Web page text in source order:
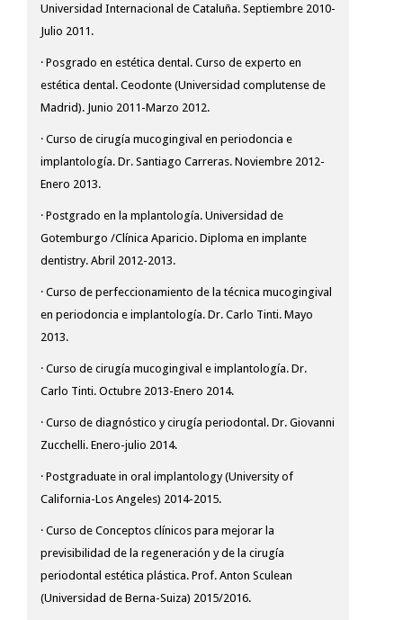
Universidad Internacional de Cataluña. Septiembre 2010-
Julio 2011.
· Posgrado en estética dental. Curso de experto en
estética dental. Ceodonte (Universidad complutense de
Madrid). Junio ​​2011-Marzo 2012.
· Curso de cirugía mucogingival en periodoncia e
implantología. Dr. Santiago Carreras. Noviembre 2012-
Enero 2013.
· Postgrado en la mplantología. Universidad de
Gotemburgo /Clínica Aparicio. Diploma en implante
dentistry. Abril 2012-2013.
· Curso de perfeccionamiento de la técnica mucogingival
en periodoncia e implantología. Dr. Carlo Tinti. Mayo
2013.
· Curso de cirugía mucogingival e implantología. Dr.
Carlo Tinti. Octubre 2013-Enero 2014.
· Curso de diagnóstico y cirugía periodontal. Dr. Giovanni
Zucchelli. Enero-julio 2014.
· Postgraduate in oral implantology (University of
California-Los Angeles) 2014-2015.
· Curso de Conceptos clínicos para mejorar la
previsibilidad de la regeneración y de la cirugía
periodontal estética plástica. Prof. Anton Sculean
(Universidad de Berna-Suiza) 2015/2016.